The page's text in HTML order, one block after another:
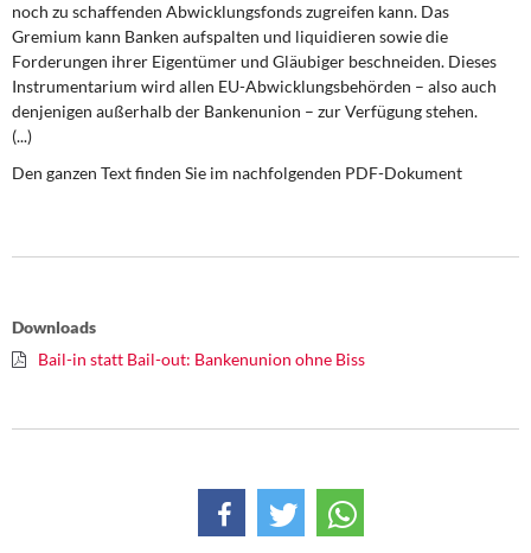
Institut Solidarische Moderne
Rosa-Luxemburg-Stiftung
Über mich
noch zu schaffenden Abwicklungsfonds zugreifen kann. Das
Gremium kann Banken aufspalten und liquidieren sowie die
Forderungen ihrer Eigentümer und Gläubiger beschneiden. Dieses
Instrumentarium wird allen EU-Abwicklungsbehörden – also auch
denjenigen außerhalb der Bankenunion – zur Verfügung stehen.
(...)
Den ganzen Text finden Sie im nachfolgenden PDF-Dokument
Downloads
Bail-in statt Bail-out: Bankenunion ohne Biss